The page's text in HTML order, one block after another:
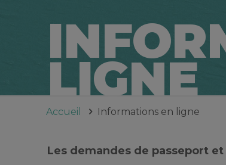
LIGNE
Accueil Informations en ligne
Les demandes de passeport